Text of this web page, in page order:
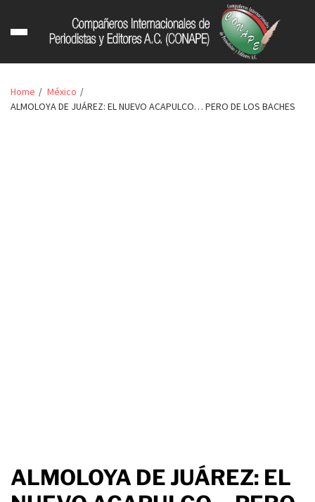
Home
México
ALMOLOYA DE JUÁREZ: EL NUEVO ACAPULCO… PERO DE LOS BACHES
ALMOLOYA DE JUÁREZ: EL